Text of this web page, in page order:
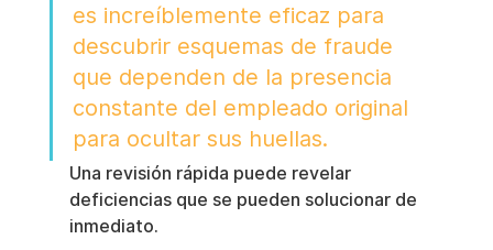
es increíblemente eficaz para
descubrir esquemas de fraude
que dependen de la presencia
constante del empleado original
para ocultar sus huellas.
Una revisión rápida puede revelar
deficiencias que se pueden solucionar de
inmediato.